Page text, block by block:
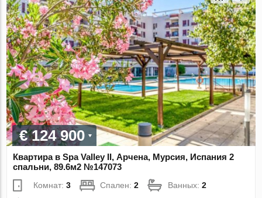
€ 124 900
Квартира в Spa Valley II, Арчена, Мурсия, Испания 2
спальни, 89.6м2 №147073
Комнат:3 Спален:2 Ванных:2